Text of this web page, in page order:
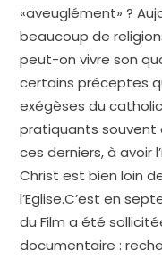
«aveuglément» ?
beaucoup de
peut-on vivre son
certains préceptes
exégèses du
pratiquants souvent
ces derniers, à avoir
Christ est bien loin
l’Eglise.C’est en
du Film a été
documentaire :